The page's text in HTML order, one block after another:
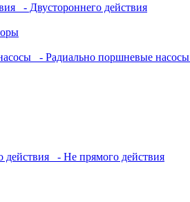
- Двустороннего действия
- Радиально поршневые насосы
действия
- Не прямого действия